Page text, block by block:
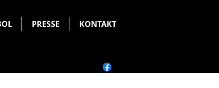
PRESSE KONTAKT